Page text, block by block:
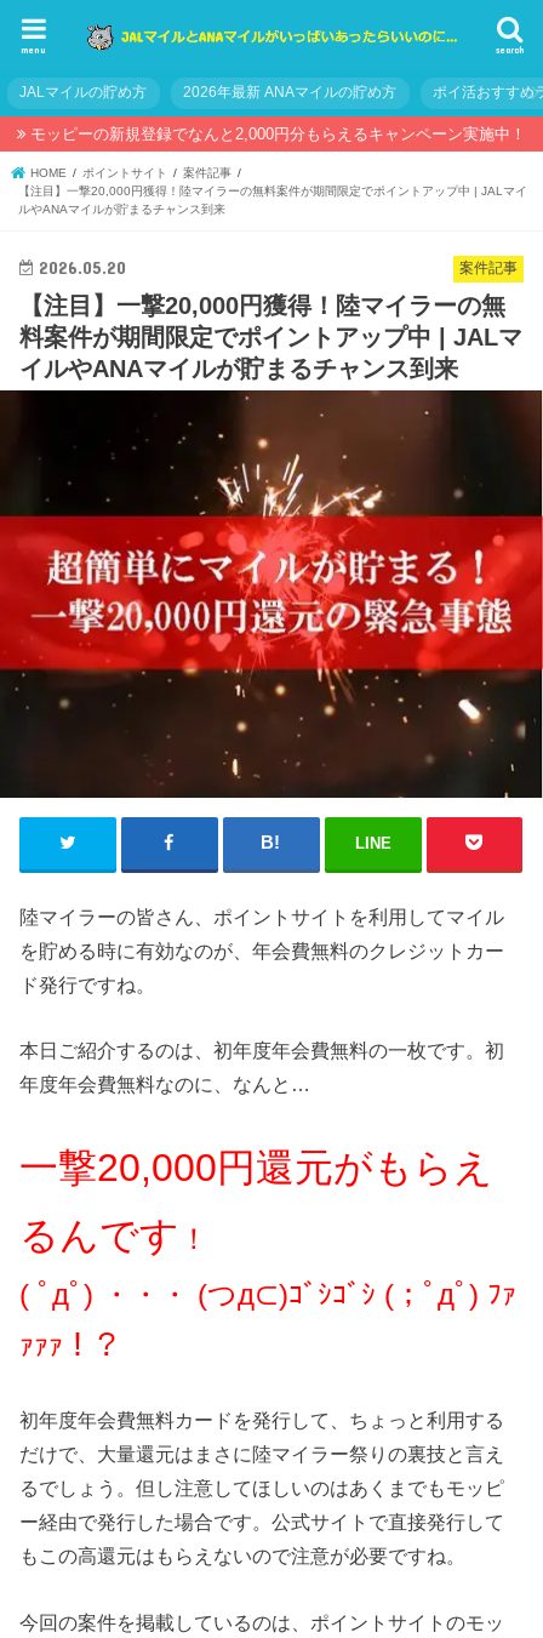
search
menu
JALマイルの貯め方 2026年最新 ANAマイルの貯め方 ポイ活おすすめ
モッピーの新規登録でなんと2,000円分もらえるキャンペーン実施中！
HOME ポイントサイト
案件記事
【注目】一撃20,000円獲得！陸マイラーの無料案件が期間限定でポイントアップ中 | JALマイ
ルやANAマイルが貯まるチャンス到来
案件記事
2026.05.20
【注目】一撃20,000円獲得！陸マイラーの無
料案件が期間限定でポイントアップ中 | JALマ
イルやANAマイルが貯まるチャンス到来
LINE
陸マイラーの皆さん、ポイントサイトを利用してマイル
を貯める時に有効なのが、年会費無料のクレジットカー
ド発行ですね。
本日ご紹介するのは、初年度年会費無料の一枚です。初
年度年会費無料なのに、なんと…
一撃20,000円還元がもらえ
るんです ！
( ﾟдﾟ) ・・・ (つд⊂)ｺﾞｼｺﾞｼ (；ﾟдﾟ) ﾌｧ
ｧｧｧ！ ？
初年度年会費無料カードを発行して、ちょっと利用する
だけで、大量還元はまさに陸マイラー祭りの裏技と言え
るでしょう。但し注意してほしいのはあくまでもモッピ
ー経由で発行した場合です。公式サイトで直接発行して
もこの高還元はもらえないので注意が必要ですね。
今回の案件を掲載しているのは、ポイントサイトのモッ